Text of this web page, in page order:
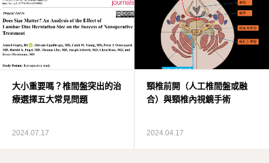
大小重要嗎？椎間盤突出的治
療選擇五大常見問題
2024.07.17
頸椎前開（人工椎間盤或融
合）與頸椎內視鏡手術
2024.04.17